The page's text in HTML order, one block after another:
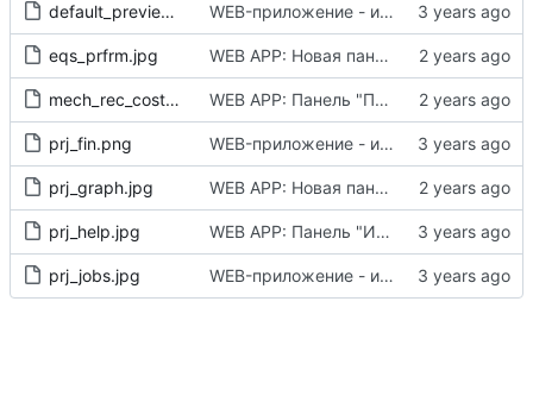
default_preview.png WEB-приложение - инициализация
eqs_prfrm.jpg WEB APP: Новая панель ТОиР - Выполнение работ (начало)
mech_rec_cost_prod_plans.jpg WEB APP: Панель "Производственная программа" - изображение для панели в галерее
prj_fin.png WEB-приложение - инициализация
prj_graph.jpg WEB APP: Новая панель ПУП - Графики проектов
prj_help.jpg WEB APP: Панель "Инструкции" (начало)
prj_jobs.jpg WEB-приложение - инициализация